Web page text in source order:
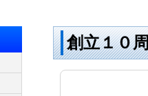
創立１０